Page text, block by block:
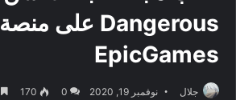
Dangerous على منصة
EpicGames
جلال نوفمبر 19, 2020 0
170